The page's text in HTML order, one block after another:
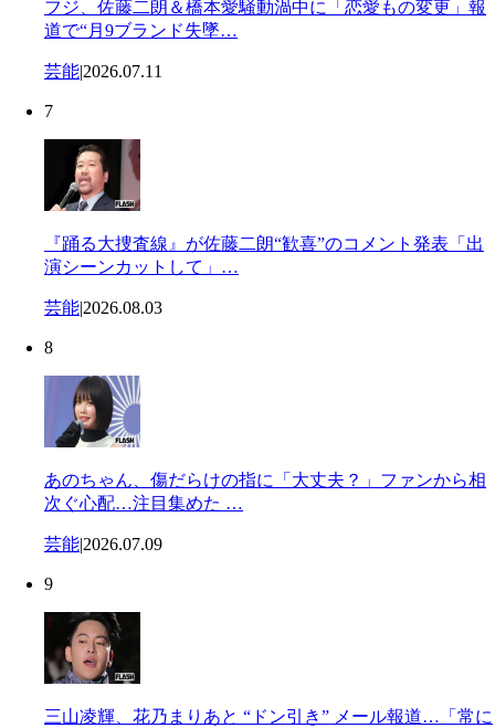
フジ、佐藤二朗＆橋本愛騒動渦中に「恋愛もの変更」報
道で“月9ブランド失墜…
芸能|2026.07.11
7
『踊る大捜査線』が佐藤二朗“歓喜”のコメント発表「出
演シーンカットして」…
芸能|2026.08.03
8
あのちゃん、傷だらけの指に「大丈夫？」ファンから相
次ぐ心配…注目集めた …
芸能|2026.07.09
9
三山凌輝、花乃まりあと “ドン引き” メール報道…「常に